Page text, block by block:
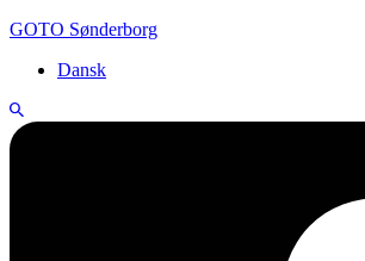
GOTO Sønderborg
Dansk